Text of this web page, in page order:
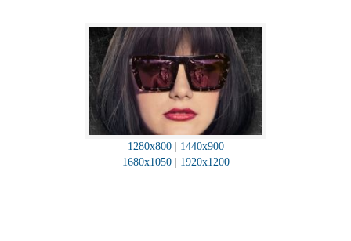
1280x800| 1440x900
1680x1050| 1920x1200